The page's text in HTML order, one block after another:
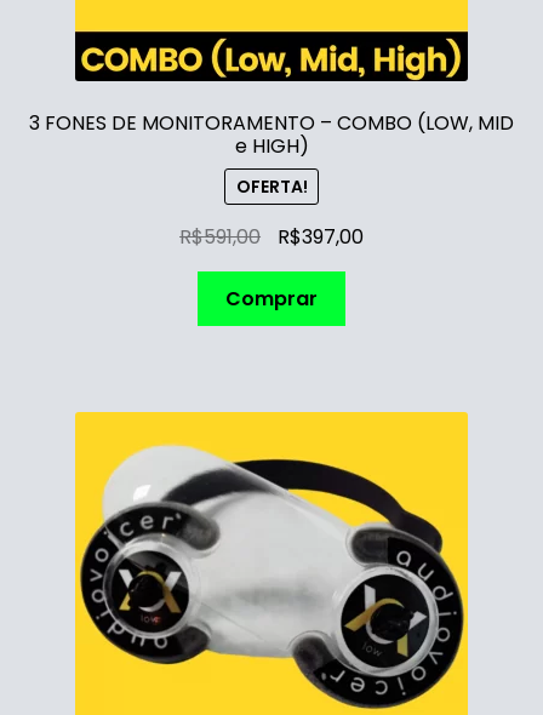
3 FONES DE MONITORAMENTO – COMBO (LOW, MID
e HIGH)
OFERTA!
R$591,00 R$397,00
Comprar